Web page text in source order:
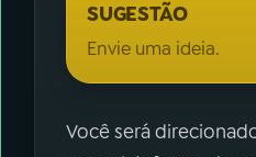
SUGESTÃO
Envie uma ideia.
Você será